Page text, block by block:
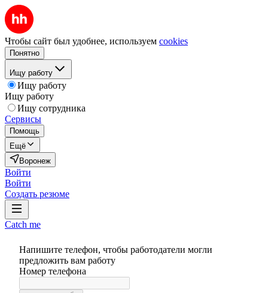
Чтобы сайт был удобнее, используем cookies
Понятно
Ищу работу
Ищу работу
Ищу работу
Ищу сотрудника
Сервисы
Помощь
Ещё
Воронеж
Войти
Войти
Создать резюме
Catch me
Напишите телефон, чтобы работодатели могли
предложить вам работу
Номер телефона